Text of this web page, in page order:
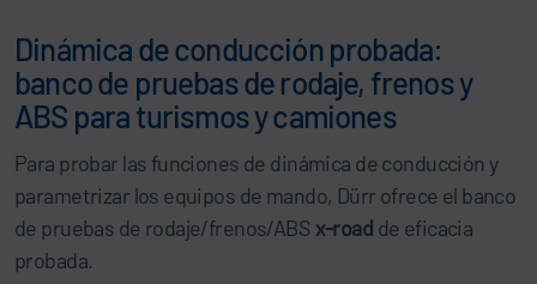
Dinámica de conducción probada:
banco de pruebas de rodaje, frenos y
ABS para turismos y camiones
Para probar las funciones de dinámica de conducción y
parametrizar los equipos de mando, Dürr ofrece el banco
de pruebas de rodaje/frenos/ABS x-road de eficacia
probada.